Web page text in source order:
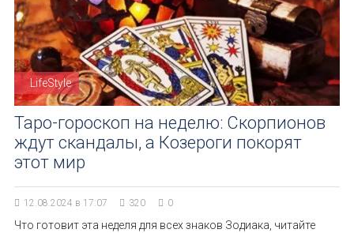
LifeStyle
Таро-гороскоп на неделю: Скорпионов
ждут скандалы, а Козероги покорят
этот мир
12.08.2024 в 17:07 320 0
Что готовит эта неделя для всех знаков Зодиака, читайте